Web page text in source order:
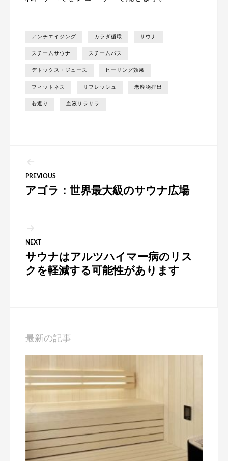
アンチエイジング カラダ循環 サウナ
スチームサウナ スチームバス
デトックス・ジュース ヒーリング効果
フィットネス リフレッシュ 老廃物排出
若返り 血液サラサラ
投
稿
ゲ
ー
シ
PREVIOUS
アゴラ：世界最大級のサウナ広場
NEXT
サウナはアルツハイマー病のリス
クを軽減する可能性があります
最新の記事